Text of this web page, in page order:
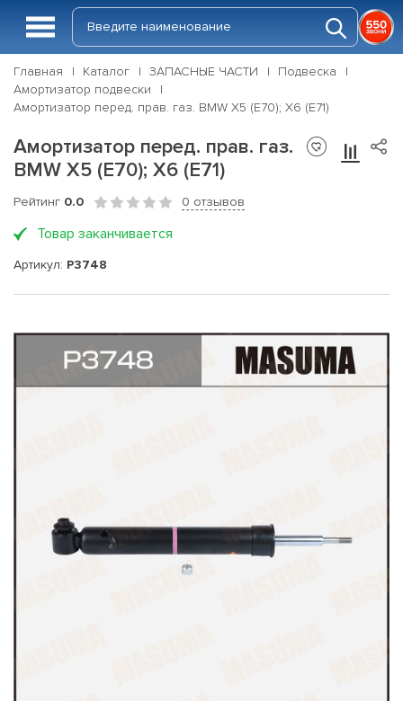
Главная Каталог ЗАПАСНЫЕ ЧАСТИ
Подвеска
Амортизатор подвески
Амортизатор перед. прав. газ. BMW X5 (E70); X6 (E71)
Амортизатор перед. прав. газ.
BMW X5 (E70); X6 (E71)
Рейтинг 0.0 0 отзывов
Товар заканчивается
Артикул: P3748